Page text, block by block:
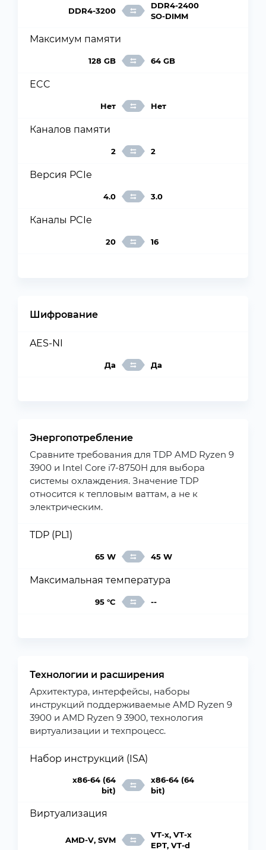
DDR4-3200
DDR4-2400
SO-DIMM
Максимум памяти
128 GB 64 GB
ECC
Нет Нет
Каналов памяти
2 2
Версия PCIe
4.0 3.0
Каналы PCIe
20 16
Шифрование
AES-NI
Да Да
Энергопотребление
Сравните требования для TDP AMD Ryzen 9
3900 и Intel Core i7-8750H для выбора
системы охлаждения. Значение TDP
относится к тепловым ваттам, а не к
электрическим.
TDP (PL1)
65 W 45 W
Максимальная температура
95 °C --
Технологии и расширения
Архитектура, интерфейсы, наборы
инструкций поддерживаемые AMD Ryzen 9
3900 и AMD Ryzen 9 3900, технология
виртуализации и техпроцесс.
Набор инструкций (ISA)
x86-64 (64
bit)
x86-64 (64
bit)
Виртуализация
AMD-V, SVM
VT-x, VT-x
EPT, VT-d